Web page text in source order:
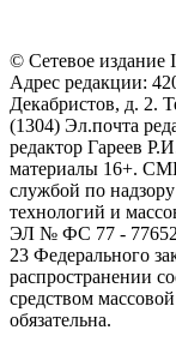
© Сетевое
Адрес редакции:
Декабристов, д. 2.
(1304) Эл.почта
редактор Гареев
материалы 16+.
службой по
технологий и
ЭЛ № ФС 77 - 77652
23 Федерального
распространении
средством
обязательна.